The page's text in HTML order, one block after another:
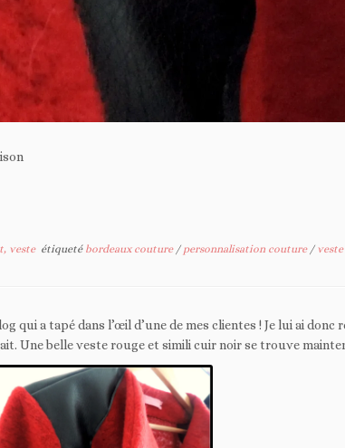
veste étiqueté bordeaux couture / personnalisation couture /
qui a tapé dans l’œil d’une de mes clientes ! Je lui ai donc
Une belle veste rouge et simili cuir noir se trouve